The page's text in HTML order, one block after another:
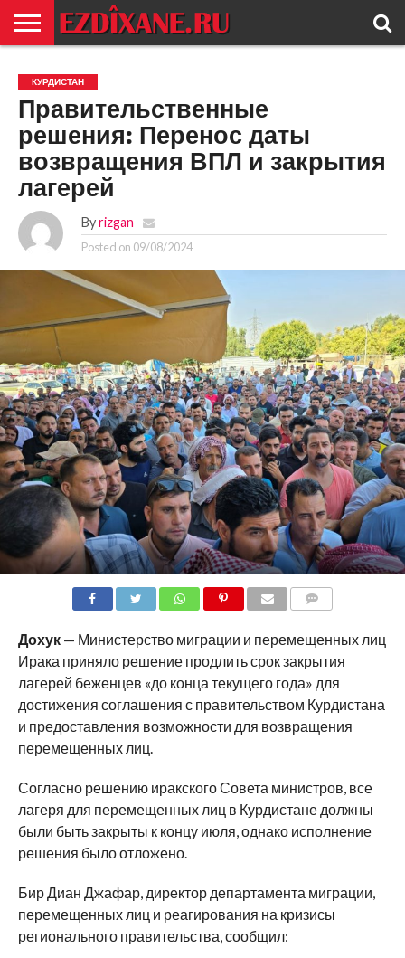
ЕЗИДИЗМ
НОВОСТИ
ИСТОРИЯ
КУЛЬТУРА
КОНТАКТ
КУРДИСТАН
Правительственные
решения: Перенос даты
возвращения ВПЛ и закрытия
лагерей
By rizgan
Posted on 09/08/2024
Дохук— Министерство миграции и перемещенных лиц
Ирака приняло решение продлить срок закрытия
лагерей беженцев «до конца текущего года» для
достижения соглашения с правительством Курдистана
и предоставления возможности для возвращения
перемещенных лиц.
Согласно решению иракского Совета министров, все
лагеря для перемещенных лиц в Курдистане должны
были быть закрыты к концу июля, однако исполнение
решения было отложено.
Бир Диан Джафар, директор департамента миграции,
перемещенных лиц и реагирования на кризисы
регионального правительства, сообщил: